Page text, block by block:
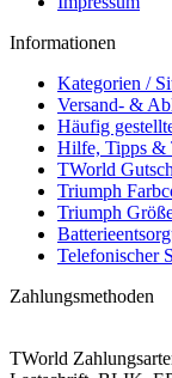
Informationen
Kategorien /
Versand- &
Häufig
Hilfe, Tipps &
TWorld
Triumph
Triumph
Telefonischer
Zahlungsmethoden
TWorld